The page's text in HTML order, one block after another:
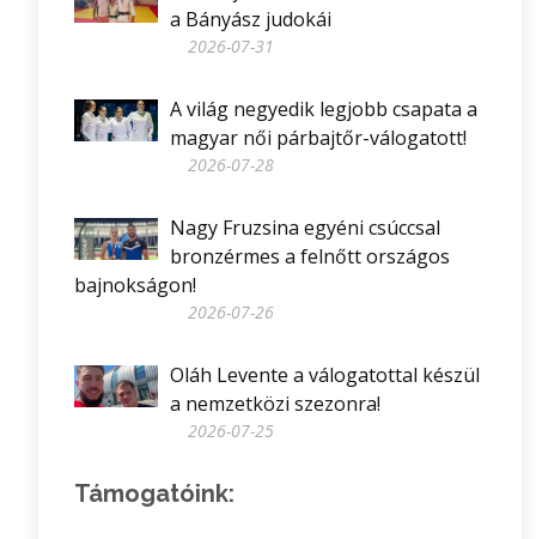
a Bányász judokái
2026-07-31
A világ negyedik legjobb csapata a
magyar női párbajtőr-válogatott!
2026-07-28
Nagy Fruzsina egyéni csúccsal
bronzérmes a felnőtt országos
bajnokságon!
2026-07-26
Oláh Levente a válogatottal készül
a nemzetközi szezonra!
2026-07-25
Támogatóink: